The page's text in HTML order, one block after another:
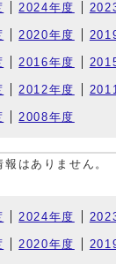
2024年度
2020年度
2016年度
2012年度
2008年度
はありません。
2024年度
2020年度